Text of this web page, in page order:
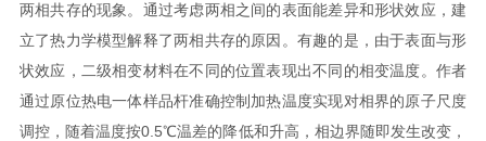
两相共存的现象。通过考虑两相之间的表面能差异和形状效应，建
立了热力学模型解释了两相共存的原因。有趣的是，由于表面与形
状效应，二级相变材料在不同的位置表现出不同的相变温度。作者
通过原位热电一体样品杆准确控制加热温度实现对相界的原子尺度
调控，随着温度按0.5℃温差的降低和升高，相边界随即发生改变，